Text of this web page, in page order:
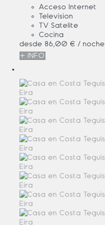
Acceso Internet
Televisión
TV Satelite
Cocina
desde 86,00 € / noche
+ INFO